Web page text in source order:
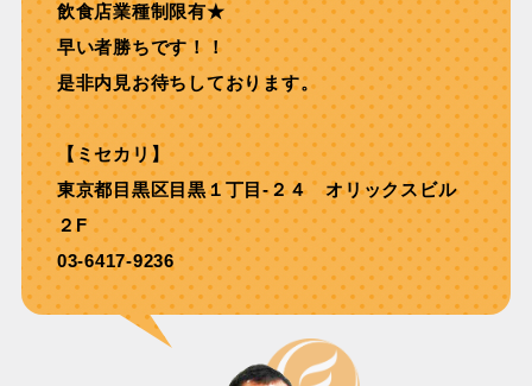
飲⾷店業種制限有★
早い者勝ちです！！
是非内見お待ちしております。
【ミセカリ】
東京都目黒区目黒１丁目-２４ オリックスビル
２F
03-6417-9236